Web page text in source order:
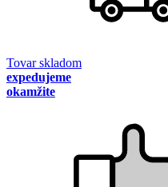
Tovar skladom
expedujeme
okamžite